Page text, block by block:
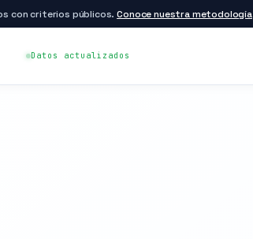
con criterios públicos.Conoce nuestra metodología
Datos actualizados